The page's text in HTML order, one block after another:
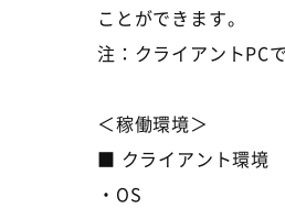
ことができます。
注：クライアントPC
＜稼働環境＞
■ クライアント環境
・OS